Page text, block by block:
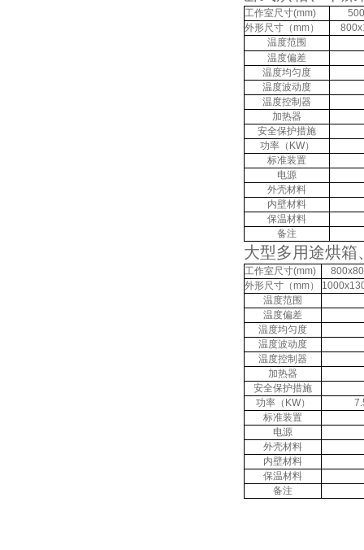
工作室尺寸(mm)
外形尺寸（mm）
温度范围
温度偏差
温度均匀度
温度波动度
温度控制器
加热器
安全保护措施
功率（ KW）
标准装置
电源
外壳材料
内壁材料
保温材料
备注
大型多用途烘箱
工作室尺寸(mm)
外形尺寸（mm）
温度范围
温度偏差
温度均匀度
温度波动度
温度控制器
加热器
安全保护措施
功率（KW）
标准装置
电源
外壳材料
内壁材料
保温材料
备注